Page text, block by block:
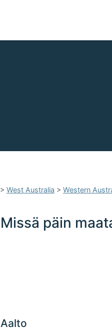
> West Australia > Western
Missä päin
Aalto